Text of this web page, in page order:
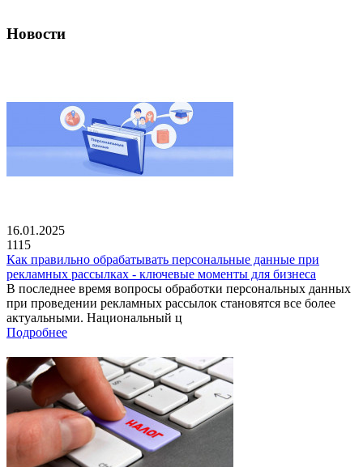
Новости
16.01.2025
1115
Как правильно обрабатывать персональные данные при
рекламных рассылках - ключевые моменты для бизнеса
В последнее время вопросы обработки персональных данных
при проведении рекламных рассылок становятся все более
актуальными. Национальный ц
Подробнее